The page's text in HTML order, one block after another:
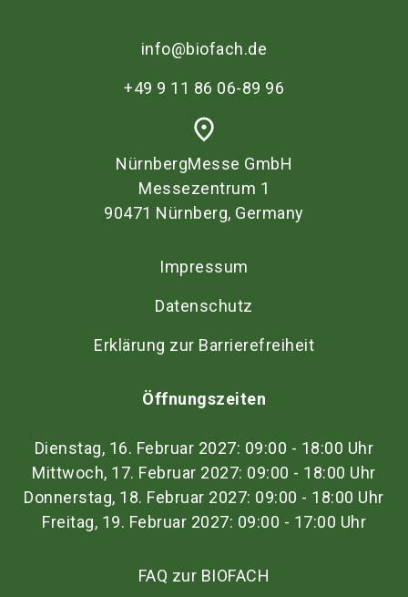
info@biofach.de
+49 9 11 86 06-89 96
place
NürnbergMesse GmbH
Messezentrum 1
90471 Nürnberg, Germany
Impressum
Datenschutz
Erklärung zur Barrierefreiheit
Öffnungszeiten
Dienstag, 16. Februar 2027: 09:00 - 18:00 Uhr
Mittwoch, 17. Februar 2027: 09:00 - 18:00 Uhr
Donnerstag, 18. Februar 2027: 09:00 - 18:00 Uhr
Freitag, 19. Februar 2027: 09:00 - 17:00 Uhr
FAQ zur BIOFACH